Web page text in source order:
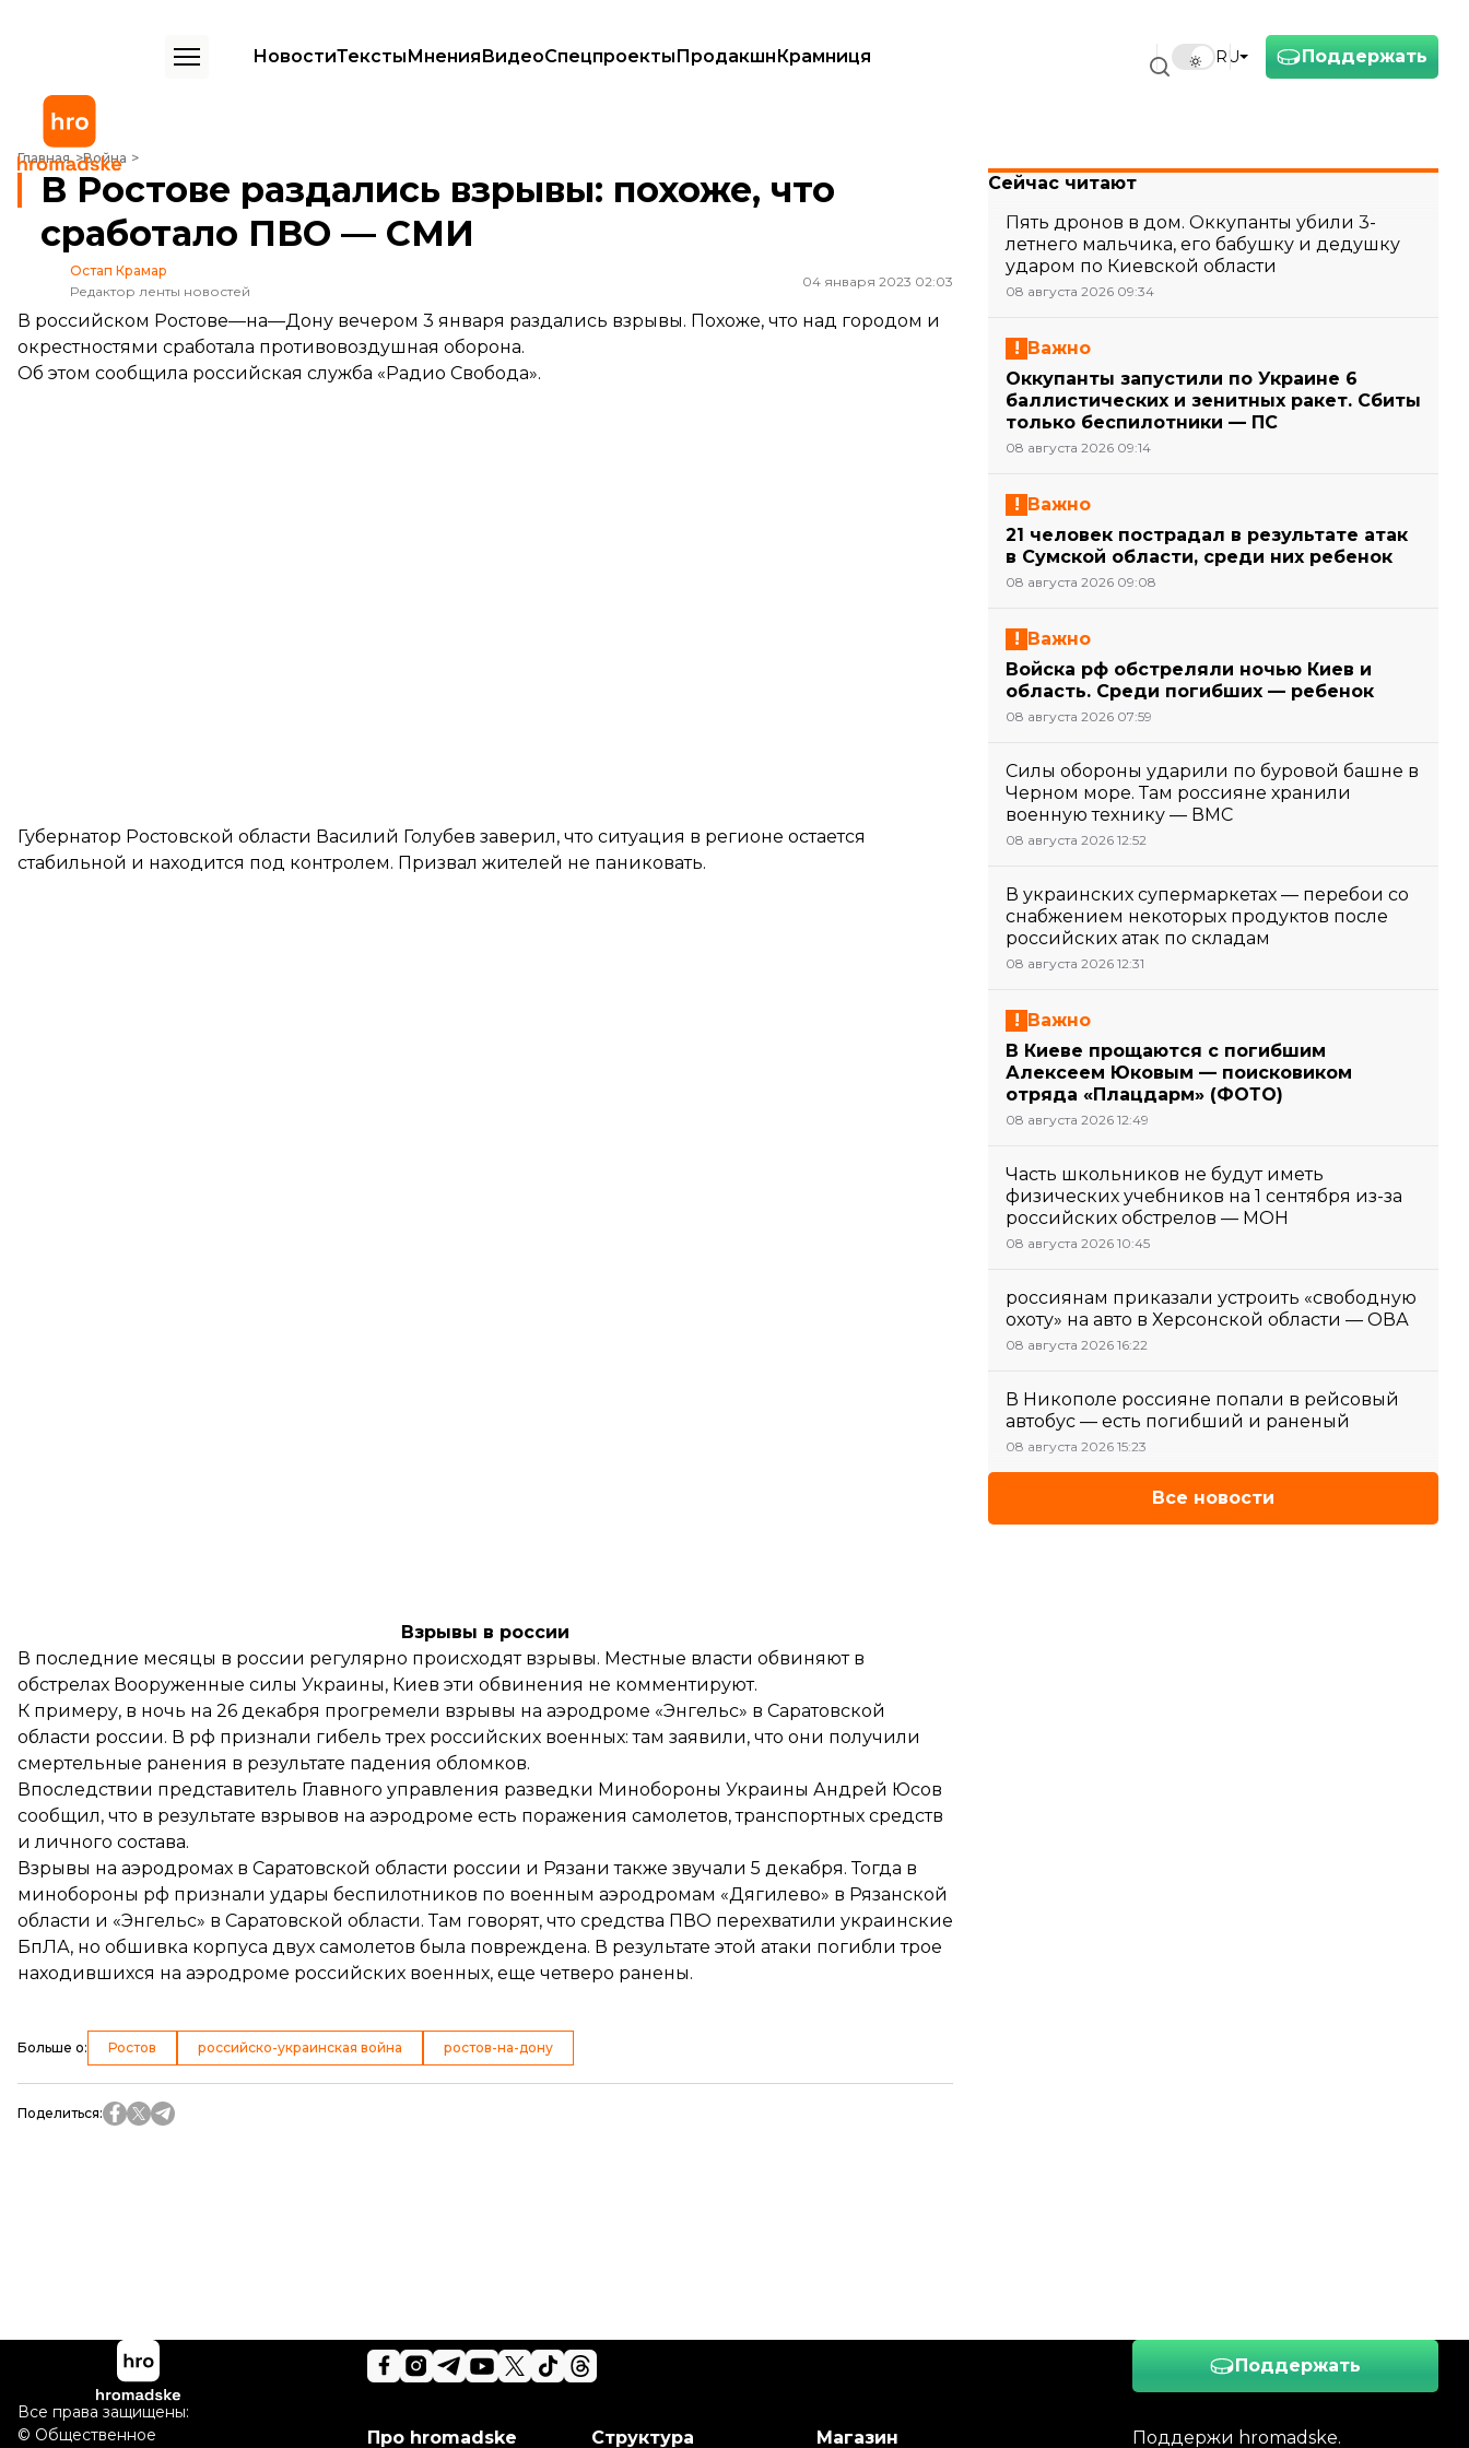
Поддержать
RU
НовостиТекстыМненияВидеоСпецпроектыПродакшнКрамниця
Главная Война
В Ростове раздались взрывы: похоже, что сработало ПВО — СМИ
В Ростове раздались взрывы: похоже, что
сработало ПВО — СМИ
Остап Крамар
Редактор ленты новостей
04 января 2023 02:03
В российском Ростове—на—Дону вечером 3 января раздались взрывы. Похоже, что над городом и
окрестностями сработала противовоздушная оборона.
Об этом сообщила российская служба «Радио Свобода».
Губернатор Ростовской области Василий Голубев заверил, что ситуация в регионе остается
стабильной и находится под контролем. Призвал жителей не паниковать.
Взрывы в россии
В последние месяцы в россии регулярно происходят взрывы. Местные власти обвиняют в
обстрелах Вооруженные силы Украины, Киев эти обвинения не комментируют.
К примеру, в ночь на 26 декабря прогремели взрывы на аэродроме «Энгельс» в Саратовской
области россии. В рф признали гибель трех российских военных: там заявили, что они получили
смертельные ранения в результате падения обломков.
Впоследствии представитель Главного управления разведки Минобороны Украины Андрей Юсов
сообщил, что в результате взрывов на аэродроме есть поражения самолетов, транспортных средств
и личного состава.
Взрывы на аэродромах в Саратовской области россии и Рязани также звучали 5 декабря. Тогда в
минобороны рф признали удары беспилотников по военным аэродромам «Дягилево» в Рязанской
области и «Энгельс» в Саратовской области. Там говорят, что средства ПВО перехватили украинские
БпЛА, но обшивка корпуса двух самолетов была повреждена. В результате этой атаки погибли трое
находившихся на аэродроме российских военных, еще четверо ранены.
Больше о: Ростов российско-украинская война ростов-на-дону
Поделиться:
Сейчас читают
Пять дронов в дом. Оккупанты убили 3-
летнего мальчика, его бабушку и дедушку
ударом по Киевской области
08 августа 2026 09:34
Важно
Оккупанты запустили по Украине 6
баллистических и зенитных ракет. Сбиты
только беспилотники — ПС
08 августа 2026 09:14
Важно
21 человек пострадал в результате атак
в Сумской области, среди них ребенок
08 августа 2026 09:08
Важно
Войска рф обстреляли ночью Киев и
область. Среди погибших — ребенок
08 августа 2026 07:59
Силы обороны ударили по буровой башне в
Черном море. Там россияне хранили
военную технику — ВМС
08 августа 2026 12:52
В украинских супермаркетах — перебои со
снабжением некоторых продуктов после
российских атак по складам
08 августа 2026 12:31
Важно
В Киеве прощаются с погибшим
Алексеем Юковым — поисковиком
отряда «Плацдарм» (ФОТО)
08 августа 2026 12:49
Часть школьников не будут иметь
физических учебников на 1 сентября из-за
российских обстрелов — МОН
08 августа 2026 10:45
россиянам приказали устроить «свободную
охоту» на авто в Херсонской области — ОВА
08 августа 2026 16:22
В Никополе россияне попали в рейсовый
автобус — есть погибший и раненый
08 августа 2026 15:23
Все новости
Поддержать
Поддержи hromadske.
Про hromadske Структура Магазин
Все права защищены:
© Общественное